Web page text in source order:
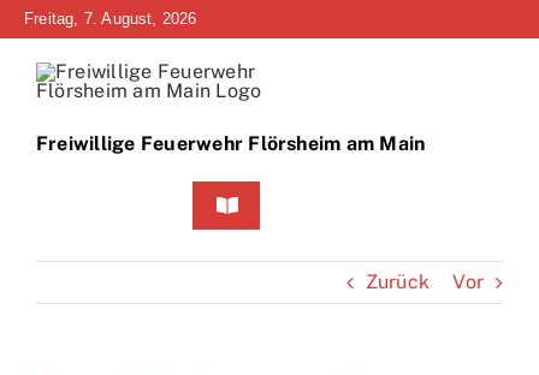
Zum
springen
Freitag, 7. August, 2026
Freiwillige Feuerwehr Flörsheim am Main
Toggle
Home
Zurück Vor